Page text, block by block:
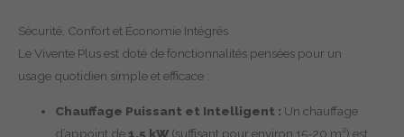
Sécurité, Confort et Économie Intégrés
Le Vivente Plus est doté de fonctionnalités pensées pour un
usage quotidien simple et efficace :
Chauffage Puissant et Intelligent : Un chauffage
d’appoint de1,5 kW (suffisant pour environ 15-20 m²) est